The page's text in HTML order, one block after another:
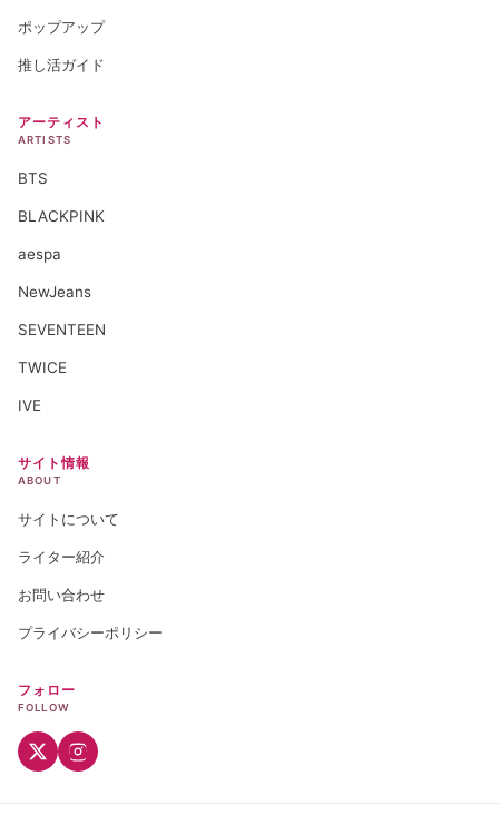
ポップアップ
推し活ガイド
アーティスト
ARTISTS
BTS
BLACKPINK
aespa
NewJeans
SEVENTEEN
TWICE
IVE
サイト情報
ABOUT
サイトについて
ライター紹介
お問い合わせ
プライバシーポリシー
フォロー
FOLLOW